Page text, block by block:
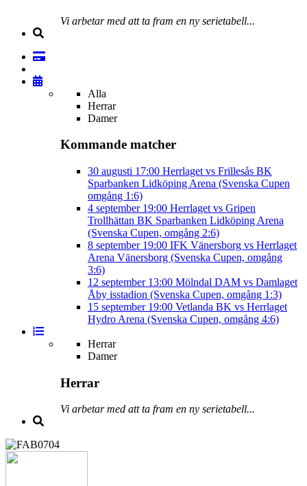
Vi arbetar med att ta fram en ny serietabell...
Alla
Herrar
Damer
Kommande matcher
30 augusti 17:00 Herrlaget vs Frillesås BK
Sparbanken Lidköping Arena (Svenska Cupen
omgång 1:6)
4 september 19:00 Herrlaget vs Gripen
Trollhättan BK Sparbanken Lidköping Arena
(Svenska Cupen, omgång 2:6)
8 september 19:00 IFK Vänersborg vs Herrlaget
Arena Vänersborg (Svenska Cupen, omgång
3:6)
12 september 13:00 Mölndal DAM vs Damlaget
Åby isstadion (Svenska Cupen, omgång 1:3)
15 september 19:00 Vetlanda BK vs Herrlaget
Hydro Arena (Svenska Cupen, omgång 4:6)
Herrar
Damer
Herrar
Vi arbetar med att ta fram en ny serietabell...